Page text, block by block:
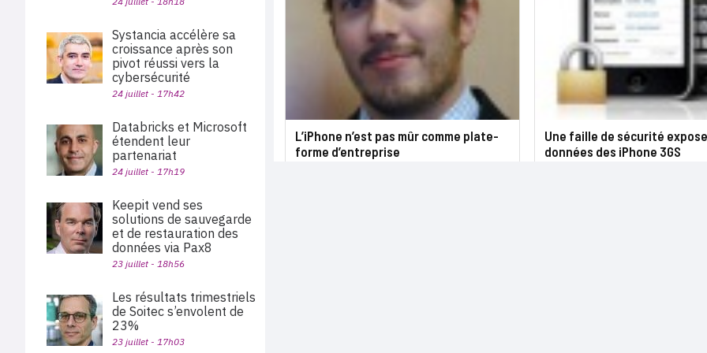
L’iPhone n’est pas mûr comme plate-
forme d’entreprise
Une faille de sécurité
données des iPhone 3GS
Systancia accélère sa
croissance après son
pivot réussi vers la
cybersécurité
24 juillet - 17h42
Databricks et Microsoft
étendent leur
partenariat
24 juillet - 17h19
Keepit vend ses
solutions de sauvegarde
et de restauration des
données via Pax8
23 juillet - 18h56
Les résultats trimestriels
de Soitec s’envolent de
23%
23 juillet - 17h03